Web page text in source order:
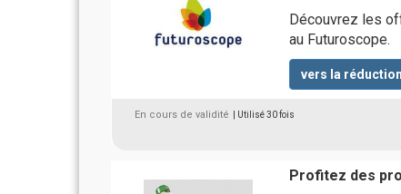
Découvrez les
au Futuroscope.
vers la réduction
En cours de validité | Utilisé 30 fois
Profitez des